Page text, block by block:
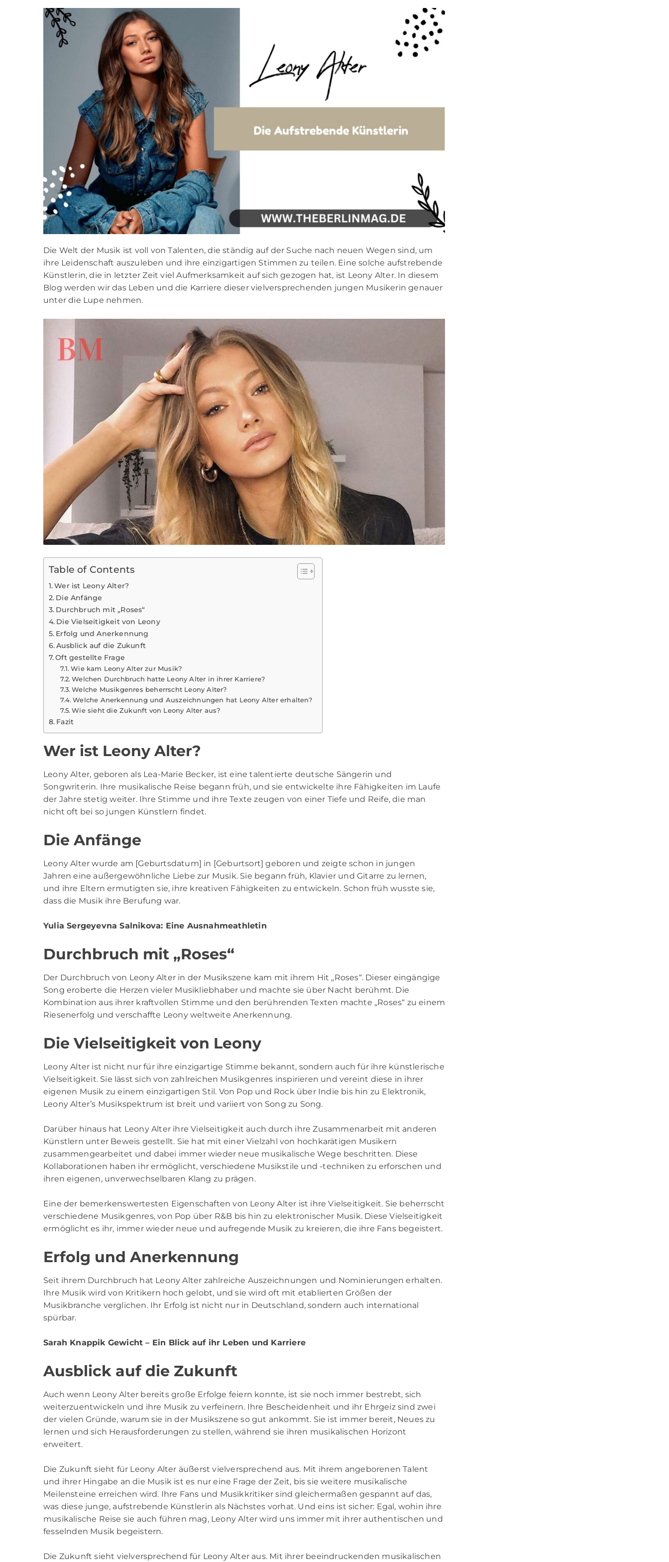
Die Welt der Musik ist voll von Talenten, die ständig auf der Suche nach neuen Wegen sind, um
ihre Leidenschaft auszuleben und ihre einzigartigen Stimmen zu teilen. Eine solche aufstrebende
Künstlerin, die in letzter Zeit viel Aufmerksamkeit auf sich gezogen hat, ist Leony Alter. In diesem
Blog werden wir das Leben und die Karriere dieser vielversprechenden jungen Musikerin genauer
unter die Lupe nehmen.
Table of Contents
Wer ist Leony Alter?
Die Anfänge
Durchbruch mit „Roses“
Die Vielseitigkeit von Leony
Erfolg und Anerkennung
Ausblick auf die Zukunft
Oft gestellte Frage
Wie kam Leony Alter zur Musik?
Welchen Durchbruch hatte Leony Alter in ihrer Karriere?
Welche Musikgenres beherrscht Leony Alter?
Welche Anerkennung und Auszeichnungen hat Leony Alter erhalten?
Wie sieht die Zukunft von Leony Alter aus?
Fazit
Wer ist Leony Alter?
Leony Alter, geboren als Lea-Marie Becker, ist eine talentierte deutsche Sängerin und
Songwriterin. Ihre musikalische Reise begann früh, und sie entwickelte ihre Fähigkeiten im Laufe
der Jahre stetig weiter. Ihre Stimme und ihre Texte zeugen von einer Tiefe und Reife, die man
nicht oft bei so jungen Künstlern findet.
Die Anfänge
Leony Alter wurde am [Geburtsdatum] in [Geburtsort] geboren und zeigte schon in jungen
Jahren eine außergewöhnliche Liebe zur Musik. Sie begann früh, Klavier und Gitarre zu lernen,
und ihre Eltern ermutigten sie, ihre kreativen Fähigkeiten zu entwickeln. Schon früh wusste sie,
dass die Musik ihre Berufung war.
Yulia Sergeyevna Salnikova: Eine Ausnahmeathletin
Durchbruch mit „Roses“
Der Durchbruch von Leony Alter in der Musikszene kam mit ihrem Hit „Roses“. Dieser eingängige
Song eroberte die Herzen vieler Musikliebhaber und machte sie über Nacht berühmt. Die
Kombination aus ihrer kraftvollen Stimme und den berührenden Texten machte „Roses“ zu einem
Riesenerfolg und verschaffte Leony weltweite Anerkennung.
Die Vielseitigkeit von Leony
Leony Alter ist nicht nur für ihre einzigartige Stimme bekannt, sondern auch für ihre künstlerische
Vielseitigkeit. Sie lässt sich von zahlreichen Musikgenres inspirieren und vereint diese in ihrer
eigenen Musik zu einem einzigartigen Stil. Von Pop und Rock über Indie bis hin zu Elektronik,
Leony Alter’s Musikspektrum ist breit und variiert von Song zu Song.
Darüber hinaus hat Leony Alter ihre Vielseitigkeit auch durch ihre Zusammenarbeit mit anderen
Künstlern unter Beweis gestellt. Sie hat mit einer Vielzahl von hochkarätigen Musikern
zusammengearbeitet und dabei immer wieder neue musikalische Wege beschritten. Diese
Kollaborationen haben ihr ermöglicht, verschiedene Musikstile und -techniken zu erforschen und
ihren eigenen, unverwechselbaren Klang zu prägen.
Eine der bemerkenswertesten Eigenschaften von Leony Alter ist ihre Vielseitigkeit. Sie beherrscht
verschiedene Musikgenres, von Pop über R&B bis hin zu elektronischer Musik. Diese Vielseitigkeit
ermöglicht es ihr, immer wieder neue und aufregende Musik zu kreieren, die ihre Fans begeistert.
Erfolg und Anerkennung
Seit ihrem Durchbruch hat Leony Alter zahlreiche Auszeichnungen und Nominierungen erhalten.
Ihre Musik wird von Kritikern hoch gelobt, und sie wird oft mit etablierten Größen der
Musikbranche verglichen. Ihr Erfolg ist nicht nur in Deutschland, sondern auch international
spürbar.
Sarah Knappik Gewicht – Ein Blick auf ihr Leben und Karriere
Ausblick auf die Zukunft
Auch wenn Leony Alter bereits große Erfolge feiern konnte, ist sie noch immer bestrebt, sich
weiterzuentwickeln und ihre Musik zu verfeinern. Ihre Bescheidenheit und ihr Ehrgeiz sind zwei
der vielen Gründe, warum sie in der Musikszene so gut ankommt. Sie ist immer bereit, Neues zu
lernen und sich Herausforderungen zu stellen, während sie ihren musikalischen Horizont
erweitert.
Die Zukunft sieht für Leony Alter äußerst vielversprechend aus. Mit ihrem angeborenen Talent
und ihrer Hingabe an die Musik ist es nur eine Frage der Zeit, bis sie weitere musikalische
Meilensteine erreichen wird. Ihre Fans und Musikkritiker sind gleichermaßen gespannt auf das,
was diese junge, aufstrebende Künstlerin als Nächstes vorhat. Und eins ist sicher: Egal, wohin ihre
musikalische Reise sie auch führen mag, Leony Alter wird uns immer mit ihrer authentischen und
fesselnden Musik begeistern.
Die Zukunft sieht vielversprechend für Leony Alter aus. Mit ihrer beeindruckenden musikalischen